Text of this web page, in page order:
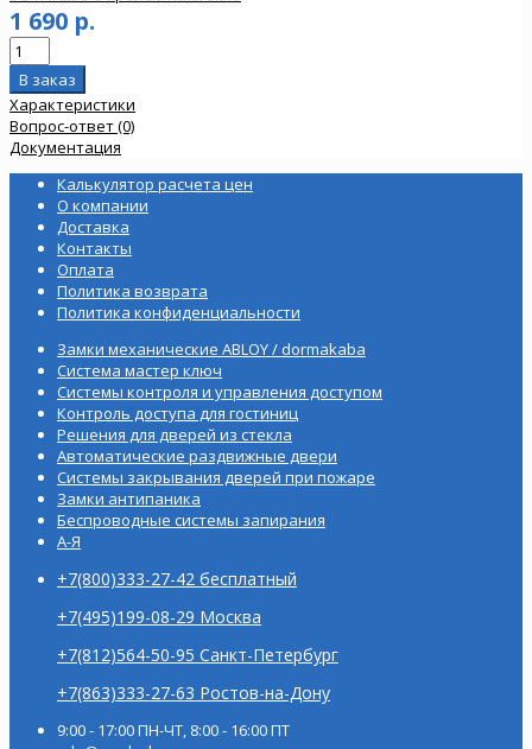
1 690 р.
Характеристики
Вопрос-ответ (0)
Документация
Калькулятор расчета цен
О компании
Доставка
Контакты
Оплата
Политика возврата
Политика конфиденциальности
Замки механические ABLOY / dormakaba
Система мастер ключ
Системы контроля и управления доступом
Контроль доступа для гостиниц
Решения для дверей из стекла
Автоматические раздвижные двери
Системы закрывания дверей при пожаре
Замки антипаника
Беспроводные системы запирания
А-Я
+7(800)333-27-42 бесплатный
+7(495)199-08-29 Москва
+7(812)564-50-95 Санкт-Петербург
+7(863)333-27-63 Ростов-на-Дону
9:00 - 17:00 ПН-ЧТ, 8:00 - 16:00 ПТ